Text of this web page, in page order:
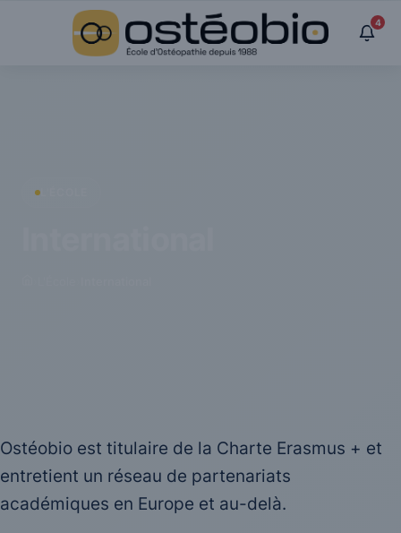
4
Ostéobio est titulaire de la Charte Erasmus + et
entretient un réseau de partenariats
académiques en Europe et au-delà.
Panneau de gestion des cookies